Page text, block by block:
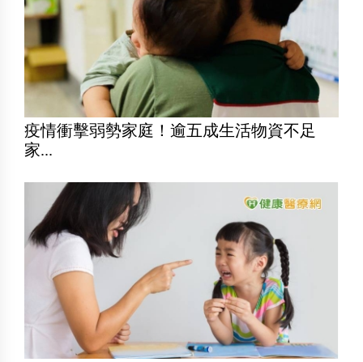
疫情衝擊弱勢家庭！逾五成生活物資不足
家...